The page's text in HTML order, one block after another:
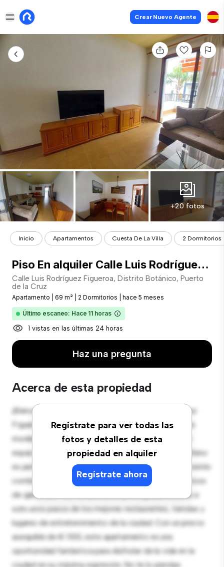
Crear Nuevo Agente
+20 fotos
Inicio Apartamentos Cuesta De La Villa 2 Dormitorios
Piso En alquiler Calle Luis Rodríguez Figueroa, Distrito Botánico, Puerto de la Cruz
Calle Luis Rodríguez Figueroa, Distrito Botánico, Puerto
de la Cruz
Apartamento 69 m² 2 Dormitorios hace 5 meses
Último escaneo: Hace 11 horas
1 vistas en las últimas 24 horas
Haz una pregunta
Acerca de esta propiedad
Regístrate para ver todas las
fotos y detalles de esta
propiedad en alquiler
Regístrate ahora
¡Bienvenido a tu nuevo hogar en Calle Luis Rodríguez
Figueroa, Distrito Botánico, Puerto de la Cruz! Este
moderno apartamento de 2 habitaciones ofrece un
espacio de vida elegante y acogedor. El diseño diáfano
es perfecto para el entretenimiento, y la cocina de estilo
contemporáneo está equipada con electrodomésticos
de gama alta. Con su ubicación privilegiada, estarás a
solo unos pasos de los mejores restaurantes, tiendas y
lugares de entretenimiento de la ciudad. Con un precio
asequible de € 1.100, este apartamento es una
oportunidad fantástica para disfrutar de la vida en la
ciudad en su máxima expresión. No te lo pierdas: